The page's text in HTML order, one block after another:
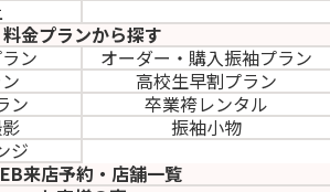
料金プランから探す
ン
オーダー・購入振袖プラン
高校生早割プラン
ン
卒業袴レンタル
振袖小物
ジ
来店予約・店舗一覧